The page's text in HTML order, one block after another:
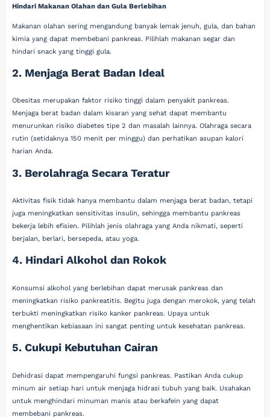
Hindari Makanan Olahan dan Gula Berlebihan
Makanan olahan sering mengandung banyak lemak jenuh, gula, dan bahan
kimia yang dapat membebani pankreas. Pilihlah makanan segar dan
hindari snack yang tinggi gula.
2. Menjaga Berat Badan Ideal
Obesitas merupakan faktor risiko tinggi dalam penyakit pankreas.
Menjaga berat badan dalam kisaran yang sehat dapat membantu
menurunkan risiko diabetes tipe 2 dan masalah lainnya. Olahraga secara
rutin (setidaknya 150 menit per minggu) dan perhatikan asupan kalori
harian Anda.
3. Berolahraga Secara Teratur
Aktivitas fisik tidak hanya membantu dalam menjaga berat badan, tetapi
juga meningkatkan sensitivitas insulin, sehingga membantu pankreas
bekerja lebih efisien. Pilihlah jenis olahraga yang Anda nikmati, seperti
berjalan, berlari, bersepeda, atau yoga.
4. Hindari Alkohol dan Rokok
Konsumsi alkohol yang berlebihan dapat merusak pankreas dan
meningkatkan risiko pankreatitis. Begitu juga dengan merokok, yang telah
terbukti meningkatkan risiko kanker pankreas. Upaya untuk
menghentikan kebiasaan ini sangat penting untuk kesehatan pankreas.
5. Cukupi Kebutuhan Cairan
Dehidrasi dapat mempengaruhi fungsi pankreas. Pastikan Anda cukup
minum air setiap hari untuk menjaga hidrasi tubuh yang baik. Usahakan
untuk menghindari minuman manis atau berkafein yang dapat
membebani pankreas.